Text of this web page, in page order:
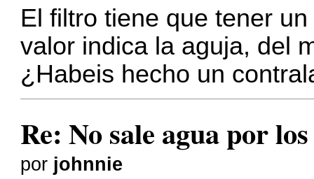
El filtro tiene que tener
valor indica la aguja, del
¿Habeis hecho un
Re: No sale agua por
por johnnie